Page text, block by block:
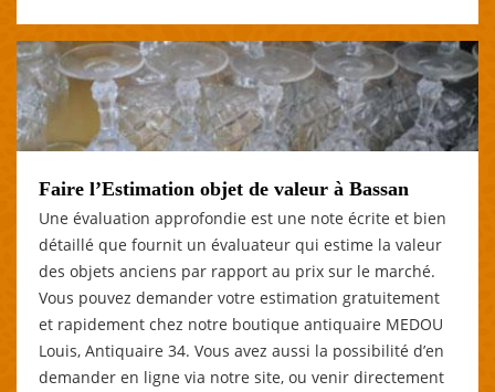
Faire l’Estimation objet de valeur à Bassan
Une évaluation approfondie est une note écrite et bien
détaillé que fournit un évaluateur qui estime la valeur
des objets anciens par rapport au prix sur le marché.
Vous pouvez demander votre estimation gratuitement
et rapidement chez notre boutique antiquaire MEDOU
Louis, Antiquaire 34. Vous avez aussi la possibilité d’en
demander en ligne via notre site, ou venir directement